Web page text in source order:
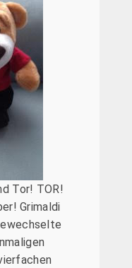
Tor! TOR!
Grimaldi